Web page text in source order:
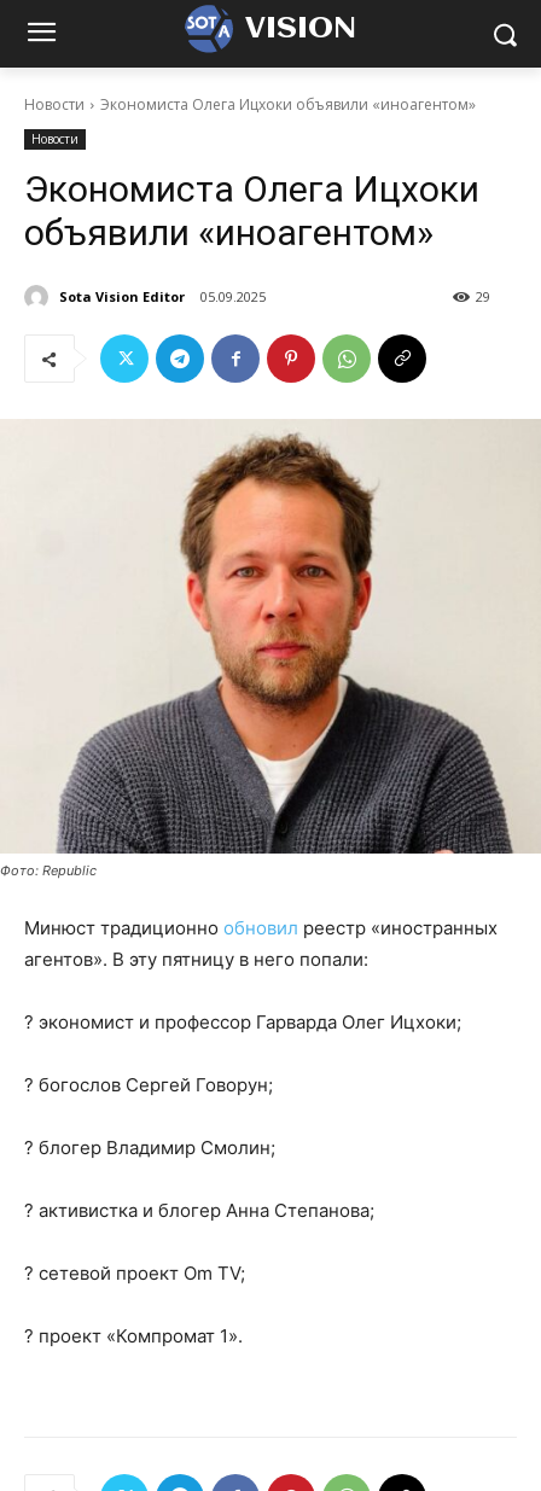
VISION
Новости Экономиста Олега Ицхоки объявили «иноагентом»
Новости
Экономиста Олега Ицхоки
объявили «иноагентом»
Sota Vision Editor 05.09.2025 29
Фото: Republic
Минюст традиционно обновил реестр «иностранных
агентов». В эту пятницу в него попали:
? экономист и профессор Гарварда Олег Ицхоки;
? богослов Сергей Говорун;
? блогер Владимир Смолин;
? активистка и блогер Анна Степанова;
? сетевой проект Om TV;
? проект «Компромат 1».